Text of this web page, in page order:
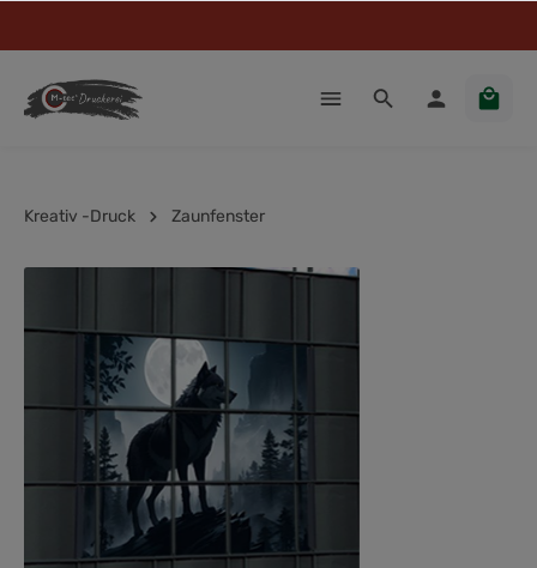
Kreativ -Druck Zaunfenster